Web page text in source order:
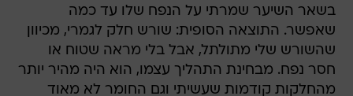
בשאר השיער שמרתי על הנפח שלו עד כמה
שאפשר. התוצאה הסופית: שורש חלק לגמרי, מכיוון
שהשורש שלי מתולתל, אבל בלי מראה שטוח או
חסר נפח. מבחינת התהליך עצמו, הוא היה מהיר יותר
מהחלקות קודמות שעשיתי וגם החומר לא מאוד